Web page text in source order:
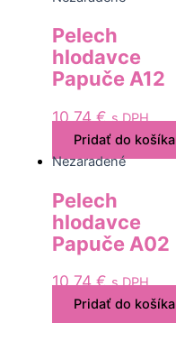
Pelech
hlodavce
Papuče A12
10,74€ s DPH
Pridať do košíka
Nezaradené
Pelech
hlodavce
Papuče A02
10,74€ s DPH
Pridať do košíka